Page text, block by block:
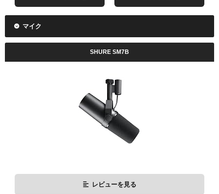
マイク
SHURE SM7B
レビューを見る